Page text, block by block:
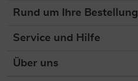
Rund um Ihre Bestellung
Service und Hilfe
Über uns